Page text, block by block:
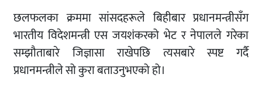
छलफलका क्रममा सांसदहरूले बिहीबार प्रधानमन्त्रीसँग
भारतीय विदेशमन्त्री एस जयशंकरको भेट र नेपालले गरेका
सम्झौताबारे जिज्ञासा राखेपछि त्यसबारे स्पष्ट गर्दै
प्रधानमन्त्रीले सो कुरा बताउनुभएको हो।